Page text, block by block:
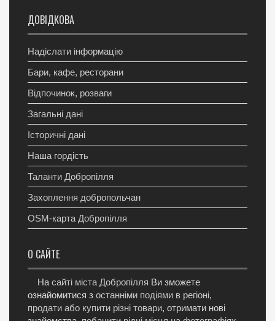
ДОВІДКОВА
Надіслати інформацію
Бари, кафе, ресторани
Відпочинок, розваги
Загальні дані
Історичні дані
Наша гордість
Таланти Добропілля
Захоплення добропольчан
OSM-карта Добропілля
О САЙТЕ
На сайті міста Добропілля Ви зможете
ознайомитися з останніми подіями в регіоні,
продати або купити різні товари, отримати нові